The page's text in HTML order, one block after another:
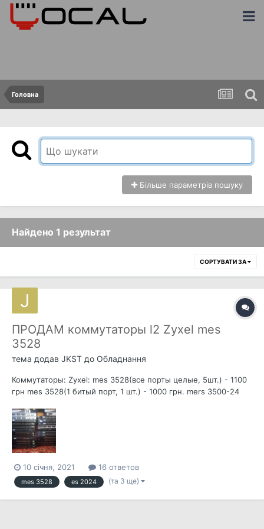
Головна
Більше параметрів пошуку
Найдено 1 результат
СОРТУВАТИ ЗА
ПРОДАМ коммутаторы l2 Zyxel mes
3528
тема додав JKST до Обладнання
Коммутаторы: Zyxel: mes 3528(все порты целые, 5шт.) - 1100
грн mes 3528(1 битый порт, 1 шт.) - 1000 грн. mers 3500-24
целые, 4 шт.) - 800 грн. es 3124 (все порты целые, 1 шт.) -
1400 грн. Zte...
10 січня, 2021 16 ответов
mes 3528 es 2024 (та 3 ще)